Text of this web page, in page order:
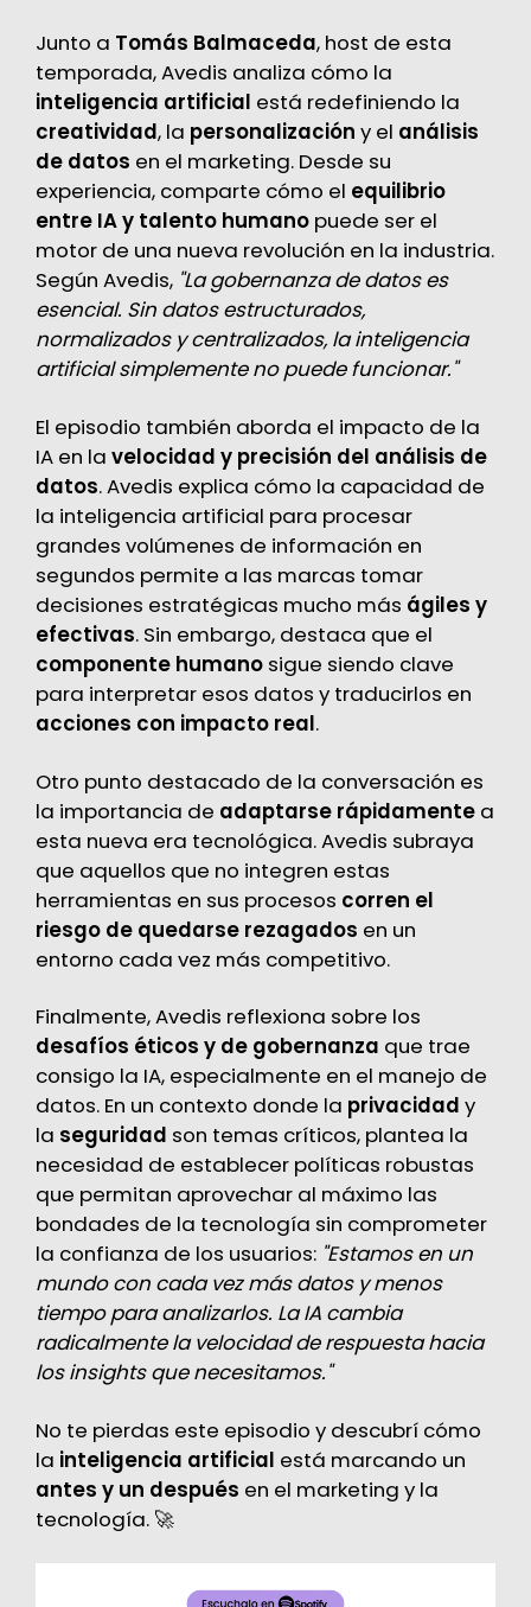
Junto a Tomás Balmaceda, host de esta
temporada, Avedis analiza cómo la
inteligencia artificial está redefiniendo la
creatividad, la personalización y el análisis
de datos en el marketing. Desde su
experiencia, comparte cómo el equilibrio
entre IA y talento humanopuede ser el
motor de una nueva revolución en la industria.
Según Avedis, "La gobernanza de datos es
esencial. Sin datos estructurados,
normalizados y centralizados, la inteligencia
artificial simplemente no puede funcionar."
El episodio también aborda el impacto de la
IA en la velocidad y precisión del análisis de
datos. Avedis explica cómo la capacidad de
la inteligencia artificial para procesar
grandes volúmenes de información en
segundos permite a las marcas tomar
decisiones estratégicas mucho más ágiles y
efectivas. Sin embargo, destaca que el
componente humanosigue siendo clave
para interpretar esos datos y traducirlos en
acciones con impacto real.
Otro punto destacado de la conversación es
la importancia de adaptarse rápidamentea
esta nueva era tecnológica. Avedis subraya
que aquellos que no integren estas
herramientas en sus procesos corren el
riesgo de quedarse rezagados en un
entorno cada vez más competitivo.
Finalmente, Avedis reflexiona sobre los
desafíos éticos y de gobernanza que trae
consigo la IA, especialmente en el manejo de
datos. En un contexto donde la privacidad y
la seguridad son temas críticos, plantea la
necesidad de establecer políticas robustas
que permitan aprovechar al máximo las
bondades de la tecnología sin comprometer
la confianza de los usuarios: "Estamos en un
mundo con cada vez más datos y menos
tiempo para analizarlos. La IA cambia
radicalmente la velocidad de respuesta hacia
los insights que necesitamos."
No te pierdas este episodio y descubrí cómo
la inteligencia artificial está marcando un
antes y un después en el marketing y la
tecnología. 🚀